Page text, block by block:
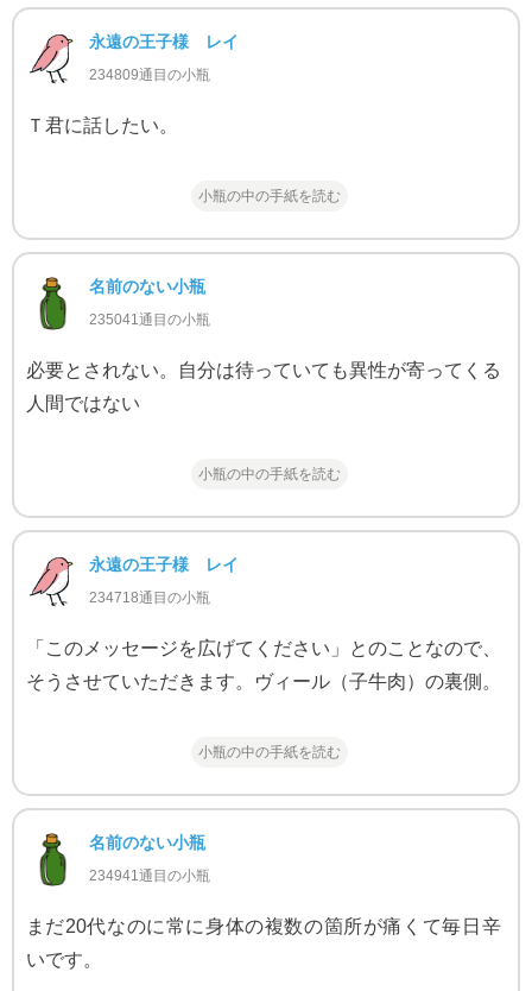
永遠の王子様 レイ
234809通目の小瓶
Ｔ君に話したい。
小瓶の中の手紙を読む
名前のない小瓶
235041通目の小瓶
必要とされない。自分は待っていても異性が寄ってくる
人間ではない
小瓶の中の手紙を読む
永遠の王子様 レイ
234718通目の小瓶
「このメッセージを広げてください」とのことなので、
そうさせていただきます。ヴィール（子牛肉）の裏側。
小瓶の中の手紙を読む
名前のない小瓶
234941通目の小瓶
まだ20代なのに常に身体の複数の箇所が痛くて毎日辛
いです。